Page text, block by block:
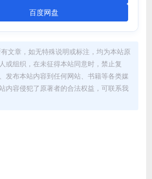
百度网盘
文章，如无特殊说明或标注，均为本站原
或组织，在未征得本站同意时，禁止复
发布本站内容到任何网站、书籍等各类媒
内容侵犯了原著者的合法权益，可联系我